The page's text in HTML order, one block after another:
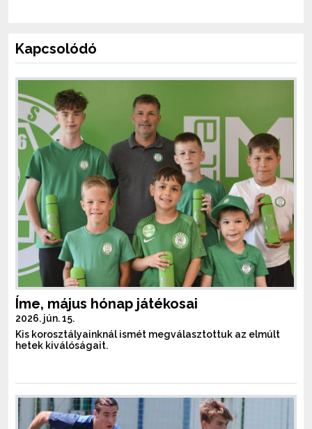
Kapcsolódó
Íme, május hónap játékosai
2026. jún. 15.
Kis korosztályainknál ismét megválasztottuk az elmúlt
hetek kiválóságait.